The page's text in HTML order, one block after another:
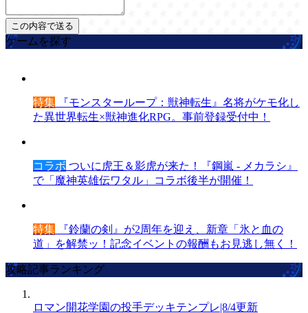
ゲームを探す
特集 『モンスターループ：獣神転生』名将がケモ化し
た異世界転生×獣神進化RPG。事前登録受付中！
コラボ ついに虎王＆影虎が来た！『鋼嵐 - メカラシ』
で「魔神英雄伝ワタル」コラボ後半が開催！
特集 『鈴蘭の剣』が2周年を迎え、新章「氷と血の
道」を解禁ッ！記念イベントの報酬もお見逃し無く！
攻略記事ランキング
ロマン開花学園の投手デッキテンプレ|8/4更新